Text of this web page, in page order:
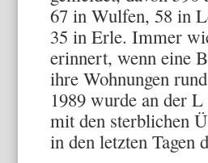
67 in Wulfen, 58 in
35 in Erle. Immer
erinnert, wenn eine
ihre Wohnungen
1989 wurde an der
mit den sterblichen
in den letzten Tagen